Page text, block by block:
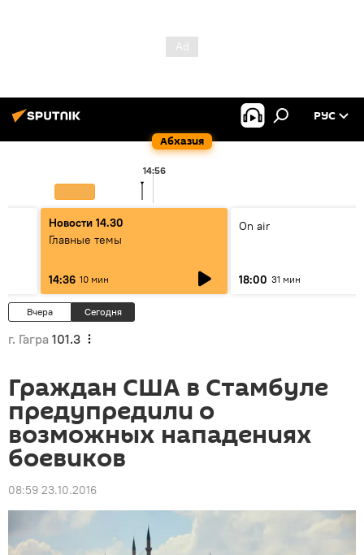
Абхазия
РУС
14:56
Новости 14.30
Главные темы
14:36 10 мин
On air
18:00 31 мин
Вчера Сегодня
г. Гагра 101.3
Граждан США в Стамбуле
предупредили о
возможных нападениях
боевиков
08:59 23.10.2016